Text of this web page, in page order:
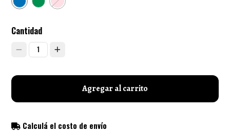
Cantidad
1
Agregar al carrito
Calculá el costo de envío